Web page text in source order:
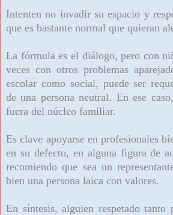
Intenten no invadir su espacio y
que es bastante normal que quieran
La fórmula es el diálogo, pero con
veces con otros problemas
escolar como social, puede ser
de una persona neutral. En ese
fuera del núcleo familiar.
Es clave apoyarse en profesionales
en su defecto, en alguna figura de
recomiendo que sea un
bien una persona laica con valores.
En síntesis, alguien respetado tanto